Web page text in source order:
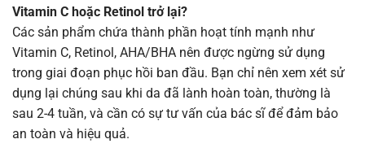
Vitamin C hoặc Retinol trở lại?
Các sản phẩm chứa thành phần hoạt tính mạnh như
Vitamin C, Retinol, AHA/BHA nên được ngừng sử dụng
trong giai đoạn phục hồi ban đầu. Bạn chỉ nên xem xét sử
dụng lại chúng sau khi da đã lành hoàn toàn, thường là
sau 2-4 tuần, và cần có sự tư vấn của bác sĩ để đảm bảo
an toàn và hiệu quả.